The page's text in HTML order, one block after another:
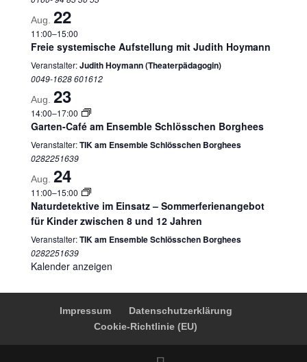
Aug. 22
11:00–15:00
Freie systemische Aufstellung mit Judith Hoymann
Veranstalter:Judith Hoymann (Theaterpädagogin)
0049-1628 601612
Aug. 23
14:00–17:00
Garten-Café am Ensemble Schlösschen Borghees
Veranstalter:TIK am Ensemble Schlösschen Borghees
0282251639
Aug. 24
11:00–15:00
Naturdetektive im Einsatz – Sommerferienangebot
für Kinder zwischen 8 und 12 Jahren
Veranstalter:TIK am Ensemble Schlösschen Borghees
0282251639
Kalender anzeigen
Impressum
Datenschutzerklärung
Cookie-Richtlinie (EU)